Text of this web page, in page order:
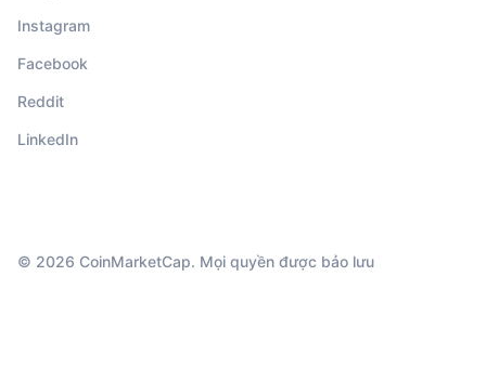
Instagram
Facebook
Reddit
LinkedIn
© 2026 CoinMarketCap. Mọi quyền được bảo lưu